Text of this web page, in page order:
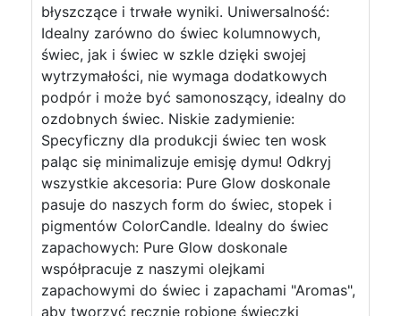
błyszczące i trwałe wyniki. Uniwersalność:
Idealny zarówno do świec kolumnowych,
świec, jak i świec w szkle dzięki swojej
wytrzymałości, nie wymaga dodatkowych
podpór i może być samonoszący, idealny do
ozdobnych świec. Niskie zadymienie:
Specyficzny dla produkcji świec ten wosk
paląc się minimalizuje emisję dymu! Odkryj
wszystkie akcesoria: Pure Glow doskonale
pasuje do naszych form do świec, stopek i
pigmentów ColorCandle. Idealny do świec
zapachowych: Pure Glow doskonale
współpracuje z naszymi olejkami
zapachowymi do świec i zapachami "Aromas",
aby tworzyć ręcznie robione świeczki